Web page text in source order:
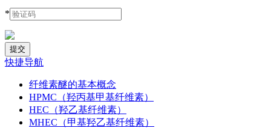
*
快捷导航
纤维素醚的基本概念
HPMC（羟丙基甲基纤维素）
HEC（羟乙基纤维素）
MHEC（甲基羟乙基纤维素）